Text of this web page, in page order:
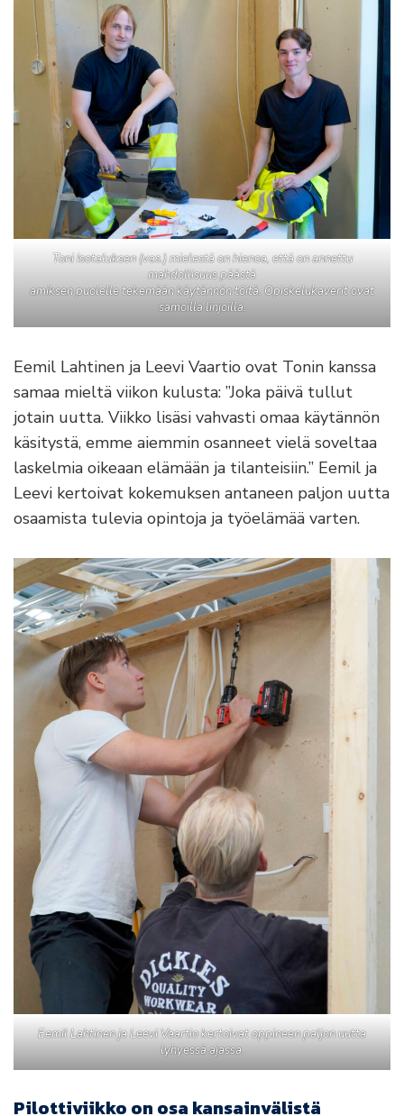
Toni Isotaluksen (vas.) mielestä on hienoa, että on annettu
mahdollisuus päästä
amiksen puolelle tekemään käytännön töitä. Opiskelukaverit ovat
samoilla linjoilla.
Eemil Lahtinen ja Leevi Vaartio ovat Tonin kanssa
samaa mieltä viikon kulusta: ”Joka päivä tullut
jotain uutta. Viikko lisäsi vahvasti omaa käytännön
käsitystä, emme aiemmin osanneet vielä soveltaa
laskelmia oikeaan elämään ja tilanteisiin.” Eemil ja
Leevi kertoivat kokemuksen antaneen paljon uutta
osaamista tulevia opintoja ja työelämää varten.
Eemil Lahtinen ja Leevi Vaartio kertoivat oppineen paljon uutta
lyhyessä ajassa.
Pilottiviikko on osa kansainvälistä